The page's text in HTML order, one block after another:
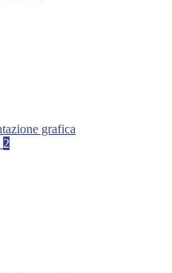
grafica
2